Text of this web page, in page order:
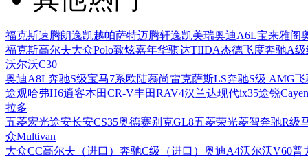
福克斯速腾朗逸凯越帕萨特迈腾轩逸凯美瑞奥迪A6L宝来雅阁
福克斯高尔夫大众Polo致炫嘉年华骐达TIIDA杰德飞度奔驰A级
沃尔沃C30
奥迪A8L奔驰S级宝马7系欧陆慕尚雷克萨斯LS奔驰S级 AMG飞
途观哈弗H6逍客本田CR-V丰田RAV4汉兰达现代ix35途锐
拉多
五菱宏光途安长安CS35奥德赛别克GL8五菱荣光菱智奔驰R级
众Multivan
大众CC高尔夫（进口） 奔驰C级（进口） 奥迪A4沃尔沃V60普